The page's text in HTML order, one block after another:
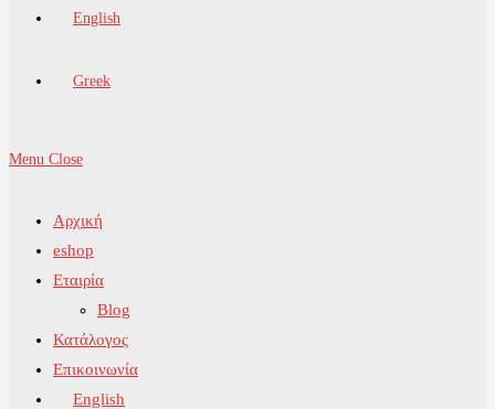
English
Greek
Menu Close
Αρχική
eshop
Εταιρία
Blog
Κατάλογος
Επικοινωνία
English